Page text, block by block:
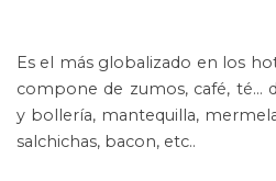
Es el más globalizado en los
compone de zumos, café, té…
y bollería, mantequilla,
salchichas, bacon, etc..